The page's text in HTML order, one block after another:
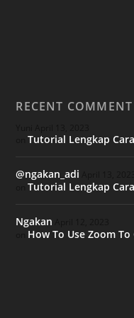
RECENT COMMENT
onTutorial Lengkap
@ngakan_adi
onTutorial Lengkap
Ngakan
How To Use Zoom